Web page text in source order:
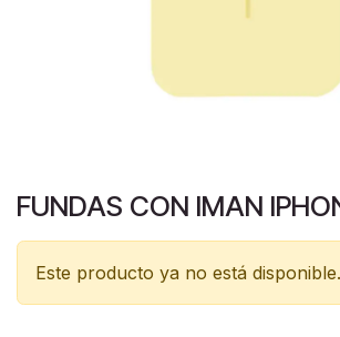
FUNDAS CON IMAN
Este producto ya no está disponible.